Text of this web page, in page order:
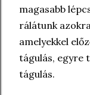
magasabb
rálátunk
amelyekkel
tágulás, egyre
tágulás.